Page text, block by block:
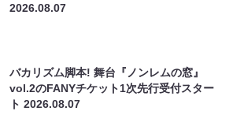
2026.08.07
バカリズム脚本! 舞台『ノンレムの窓』
vol.2のFANYチケット1次先行受付スター
ト2026.08.07